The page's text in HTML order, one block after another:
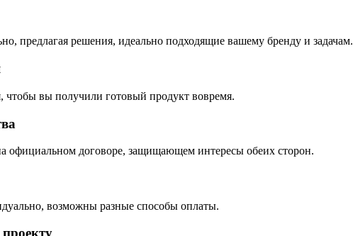
предлагая решения, идеально подходящие вашему бренду и задачам.
чтобы вы получили готовый продукт вовремя.
официальном договоре, защищающем интересы обеих сторон.
возможны разные способы оплаты.